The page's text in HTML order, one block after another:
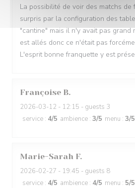
La possibilité de voir des matchs de
surpris par la configuration des
"cantine" mais il n'y avait pas grand
est allés donc ce n'était pas
L'esprit bonne franquette y est
Françoise B
2026-03-12 - 12:15 - guests 3
service : 4/5 ambience : 3/5 menu : 3/5
Marie-Sarah F
2026-02-27 - 19:45 - guests 8
service : 4/5 ambience : 4/5 menu : 5/5